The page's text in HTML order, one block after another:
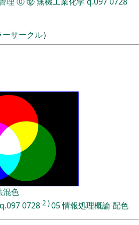
ーサークル）
混色
q.0970728 2 )05情報処理概論配色